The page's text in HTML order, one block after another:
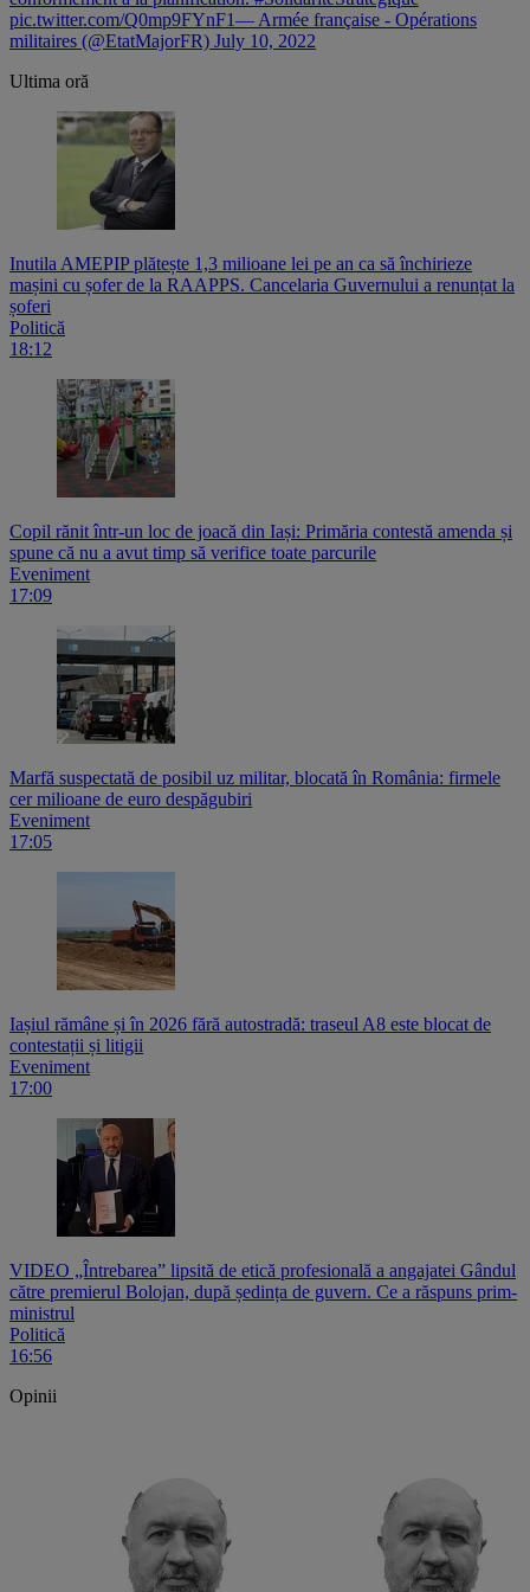
pic.twitter.com/Q0mp9FYnF1— Armée française - Opérations
militaires (@EtatMajorFR) July 10, 2022
Ultima oră
Inutila AMEPIP plătește 1,3 milioane lei pe an ca să închirieze
mașini cu șofer de la RAAPPS. Cancelaria Guvernului a renunțat la
șoferi
Politică
18:12
Copil rănit într-un loc de joacă din Iași: Primăria contestă amenda și
spune că nu a avut timp să verifice toate parcurile
Eveniment
17:09
Marfă suspectată de posibil uz militar, blocată în România: firmele
cer milioane de euro despăgubiri
Eveniment
17:05
Iașiul rămâne și în 2026 fără autostradă: traseul A8 este blocat de
contestații și litigii
Eveniment
17:00
VIDEO „Întrebarea” lipsită de etică profesională a angajatei Gândul
către premierul Bolojan, după ședința de guvern. Ce a răspuns prim-
ministrul
Politică
16:56
Opinii